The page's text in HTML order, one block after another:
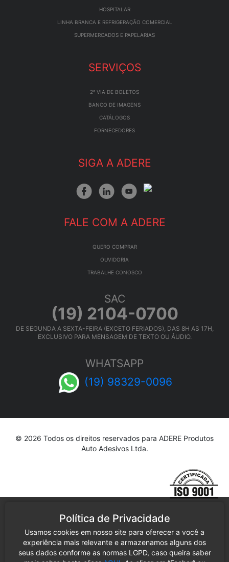
HOSPITALAR
LINHA BRANCA E REFRIGERAÇÃO COMERCIAL
SUPERMERCADOS E PAPELARIAS
SERVIÇOS
2º VIA DE BOLETOS
BANCO DE IMAGENS
CATÁLOGOS
FORNECEDORES
SIGA A ADERE
FALE COM A ADERE
QUERO COMPRAR
OUVIDORIA
TRABALHE CONOSCO
SAC
(19) 2104-0700
DE SEGUNDA A SEXTA-FEIRA (EXCETO FERIADOS), DAS 8H AS 17H,
EXCLUSIVO PARA MENSAGEM DE TEXTO OU ÁUDIO.
WHATSAPP
(19) 98329-0096
Política de Privacidade
Usamos cookies em nosso site para oferecer a você a
experiência mais relevante e armazenamos alguns dos
seus dados conforme as normas LGPD, caso queira saber
© 2026 Todos os direitos reservados para ADERE Produtos
Auto Adesivos Ltda.